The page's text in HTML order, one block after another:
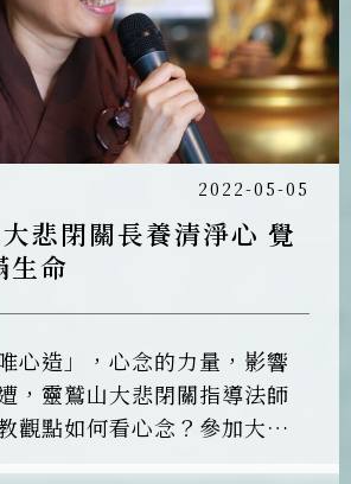
2022-05-05
悲閉關長養清淨心 覺
生命
心造」，心念的力量，影響
，靈鷲山大悲閉關指導法師
觀點如何看心念？參加大悲